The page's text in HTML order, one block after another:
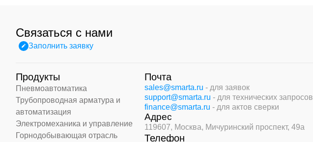
Связаться с нами
Заполнить заявку
Продукты
Пневмоавтоматика
Трубопроводная арматура и
автоматизация
Электромеханика и управление
Горнодобывающая отрасль
Почта
sales@smarta.ru - для заявок
support@smarta.ru - для технических запросов
finance@smarta.ru - для актов сверки
Адрес
119607, Москва, Мичуринский проспект, 49а
Телефон